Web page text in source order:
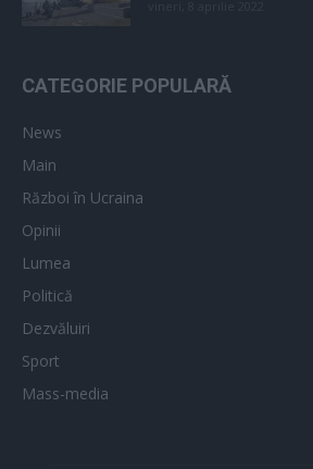
CATEGORIE POPULARĂ
News
Main
Război în Ucraina
Opinii
Lumea
Politică
Dezvăluiri
Sport
Mass-media